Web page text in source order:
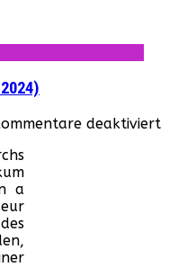
deaktiviert
a